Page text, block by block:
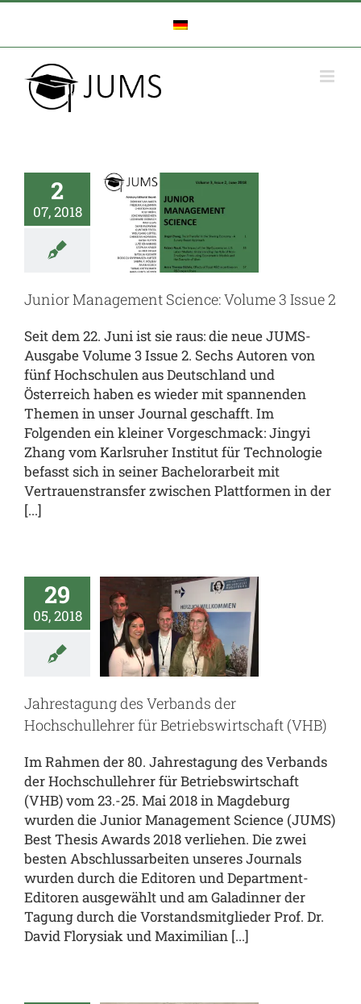
Zum
springen
2
07, 2018
3
Deine
Deine
Junior Management Science: Volume 3 Issue 2
Seit dem 22. Juni ist sie raus: die neue JUMS-
Ausgabe Volume 3 Issue 2. Sechs Autoren von
fünf Hochschulen aus Deutschland und
Österreich haben es wieder mit spannenden
Themen in unser Journal geschafft. Im
Folgenden ein kleiner Vorgeschmack: Jingyi
Zhang vom Karlsruher Institut für Technologie
befasst sich in seiner Bachelorarbeit mit
Vertrauenstransfer zwischen Plattformen in der
[...]
29
05, 2018
der
JUMS.inside
team.JUMS
Jahrestagung des Verbands der
Hochschullehrer für Betriebswirtschaft (VHB)
Im Rahmen der 80. Jahrestagung des Verbands
der Hochschullehrer für Betriebswirtschaft
(VHB) vom 23.-25. Mai 2018 in Magdeburg
wurden die Junior Management Science (JUMS)
Best Thesis Awards 2018 verliehen. Die zwei
besten Abschlussarbeiten unseres Journals
wurden durch die Editoren und Department-
Editoren ausgewählt und am Galadinner der
Tagung durch die Vorstandsmitglieder Prof. Dr.
David Florysiak und Maximilian [...]